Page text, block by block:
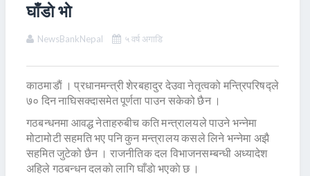
घाँडाे भाे
NewsBankNepal ५ वर्ष अगाडि
काठमाडाैं । प्रधानमन्त्री शेरबहादुर देउवा नेतृत्वको मन्त्रिपरिषद्ले
७० दिन नाघिसक्दासमेत पूर्णता पाउन सकेको छैन ।
गठबन्धनमा आवद्ध नेताहरुबीच कति मन्त्रालयले पाउने भन्नेमा
मोटामोटी सहमति भए पनि कुन मन्त्रालय कसले लिने भन्नेमा अझै
सहमित जुटेको छैन । राजनीतिक दल विभाजनसम्बन्धी अध्यादेश
अहिले गठबन्धन दलकाे लागि घाँडाे भएकाे छ ।